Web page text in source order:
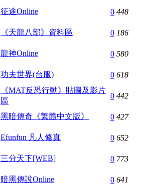
征途Online 0 448
《天龍八部》資料區 0 186
龍神Online 0 580
功夫世界(台服) 0 618
《MAT反恐行動》貼圖及影片
區
0 442
黑暗傳奇《繁體中文版》 0 427
Efunfun 凡人修真 0 652
三分天下[WEB] 0 773
暗黑傳說Online 0 641